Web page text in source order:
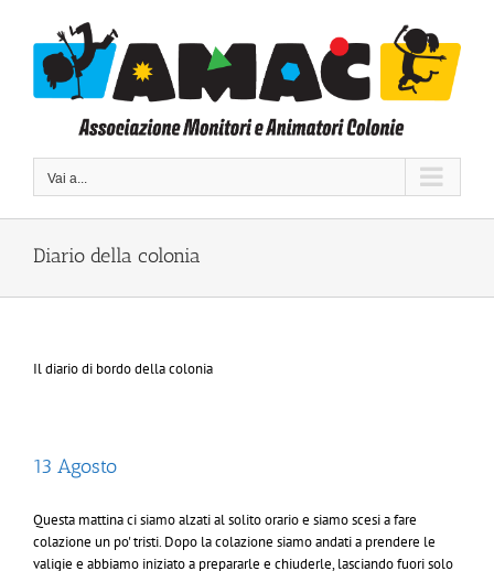
contenuto
Vai a...
Diario della colonia
Il diario di bordo della colonia
13 Agosto
Questa mattina ci siamo alzati al solito orario e siamo scesi a fare
colazione un po' tristi. Dopo la colazione siamo andati a prendere le
valigie e abbiamo iniziato a prepararle e chiuderle, lasciando fuori solo